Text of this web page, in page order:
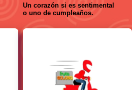
Un corazón si es sentimental
o uno de cumpleaños.